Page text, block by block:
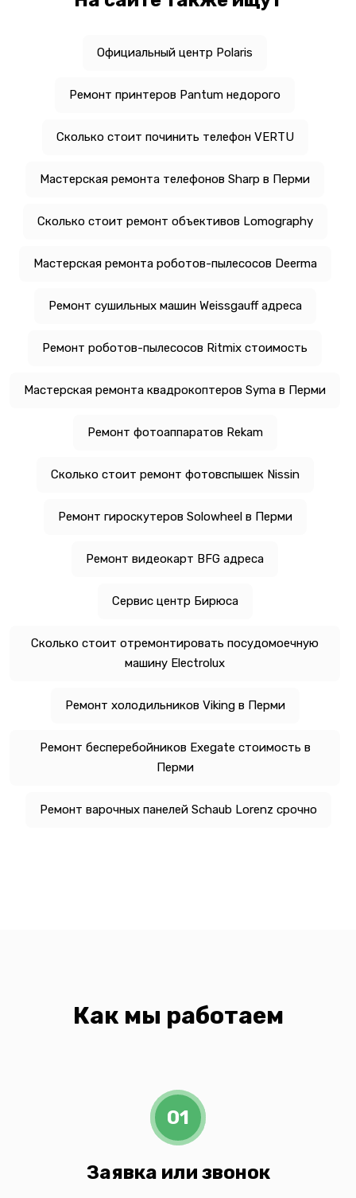
Официальный центр Polaris
Ремонт принтеров Pantum недорого
Сколько стоит починить телефон VERTU
Мастерская ремонта телефонов Sharp в Перми
Сколько стоит ремонт объективов Lomography
Мастерская ремонта роботов-пылесосов Deerma
Ремонт сушильных машин Weissgauff адреса
Ремонт роботов-пылесосов Ritmix стоимость
Мастерская ремонта квадрокоптеров Syma в Перми
Ремонт фотоаппаратов Rekam
Сколько стоит ремонт фотовспышек Nissin
Ремонт гироскутеров Solowheel в Перми
Ремонт видеокарт BFG адреса
Сервис центр Бирюса
Сколько стоит отремонтировать посудомоечную
машину Electrolux
Ремонт холодильников Viking в Перми
Ремонт бесперебойников Exegate стоимость в
Перми
Ремонт варочных панелей Schaub Lorenz срочно
Как мы работаем
01
Заявка или звонок